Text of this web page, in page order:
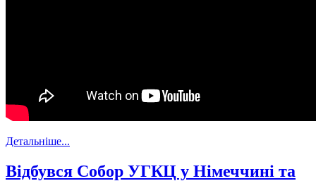
Детальніше...
Відбувся Собор УГКЦ у Німеччині та